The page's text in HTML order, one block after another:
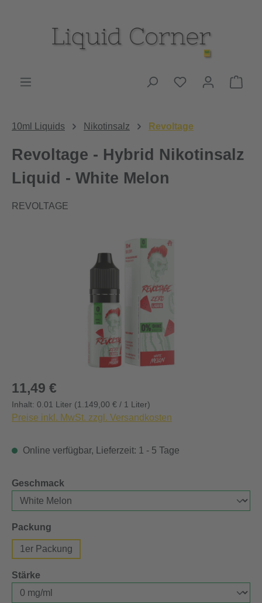
Du hast 0
10ml Liquids Nikotinsalz Revoltage
Revoltage - Hybrid Nikotinsalz
Liquid - White Melon
REVOLTAGE
Regulärer Preis:
11,49 €
Inhalt: 0.01 Liter (1.149,00 € / 1 Liter)
Preise inkl. MwSt. zzgl. Versandkosten
Online verfügbar, Lieferzeit: 1 - 5 Tage
Geschmack
Packung
1er Packung
Stärke